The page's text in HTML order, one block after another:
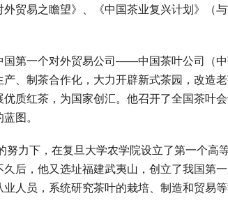
贸易之瞻望》、《中国茶业复兴计划》（与
第一个对外贸易公司——中国茶叶公司（中
、制茶合作化，大力开辟新式茶园，改造
质红茶，为国家创汇。他召开了全国茶叶
图。
力下，在复旦大学农学院设立了第一个高
后，他又选址福建武夷山，创立了我国第
人员，系统研究茶叶的栽培、制造和贸易等